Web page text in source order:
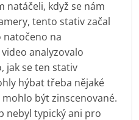
natáčeli, když se nám
tento stativ začal
natočeno na
analyzovalo
jak se ten stativ
hýbat třeba nějaké
být zinscenované.
nebyl typický ani pro